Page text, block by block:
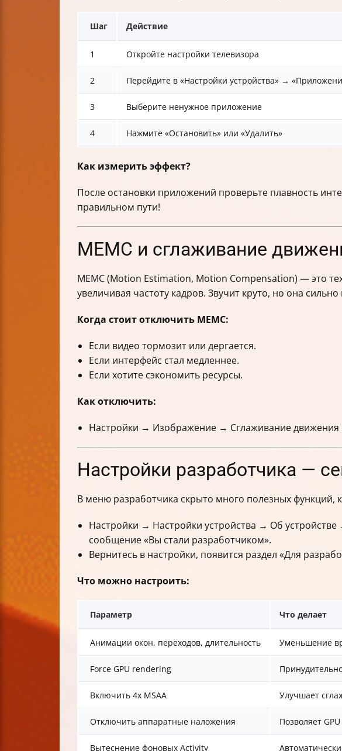
Шаг Действие
1 Откройте настройки телевизора
2 Перейдите в «Настройки устройства» →
3 Выберите ненужное приложение
4 Нажмите «Остановить» или «Удалить»
Как измерить эффект?
После остановки приложений проверьте плавность
правильном пути!
MEMC и сглаживание
MEMC (Motion Estimation, Motion Compensation) — это
увеличивая частоту кадров. Звучит круто, но она
Когда стоит отключить MEMC:
Если видео тормозит или дергается.
Если интерфейс стал медленнее.
Если хотите сэкономить ресурсы.
Как отключить:
Настройки → Изображение → Сглаживание
Настройки разработчика —
В меню разработчика скрыто много полезных функций,
Настройки → Настройки устройства → Об устройстве
сообщение «Вы стали разработчиком».
Вернитесь в настройки, появится раздел «Для
Что можно настроить:
Параметр Что делает
Анимации окон, переходов, длительность Уменьшение
Force GPU rendering
Включить 4x MSAA Улучшает
Отключить аппаратные наложения Позволяет
Вытеснение фоновых Activity